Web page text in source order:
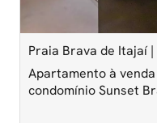
Praia Brava de Itajaí
Apartamento à
condomínio Sunset